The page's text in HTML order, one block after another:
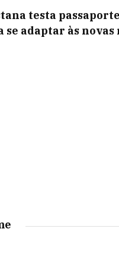
testa
se adaptar às novas